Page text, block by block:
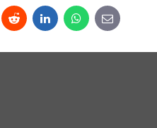
RedditLinkedInWhatsApp
E-
mail